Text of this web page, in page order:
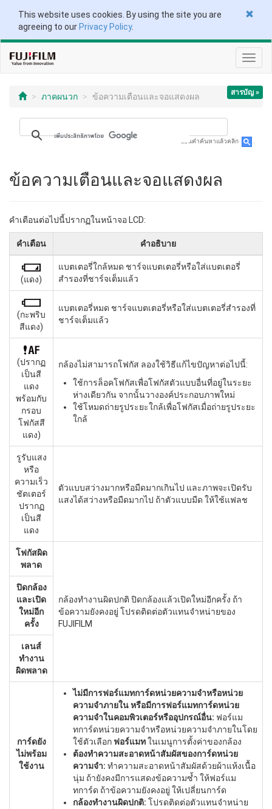
This website uses cookies. By using the site you are
agreeing to our Privacy Policy.
สารบัญ »
ภาคผนวก ข้อความเตือนและจอแสดงผล
ป้อนคำค้นหาแล้วคลิก
ข้อความเตือนและจอแสดงผล
คำเตือนต่อไปนี้ปรากฏในหน้าจอ LCD:
คำเตือน คำอธิบาย
(แดง)
แบตเตอรี่ใกล้หมด ชาร์จแบตเตอรี่หรือใส่แบตเตอรี่
สำรองที่ชาร์จเต็มแล้ว
(กะพริบ
สีแดง)
แบตเตอรี่หมด ชาร์จแบตเตอรี่หรือใส่แบตเตอรี่สำรองที่
ชาร์จเต็มแล้ว
(ปรากฏ
เป็นสี
แดง
พร้อมกับ
กรอบ
โฟกัสสี
แดง)
กล้องไม่สามารถโฟกัส ลองใช้วิธีแก้ไขปัญหาต่อไปนี้:
ใช้การล็อคโฟกัสเพื่อโฟกัสตัวแบบอื่นที่อยู่ในระยะ
ห่างเดียวกัน จากนั้นวางองค์ประกอบภาพใหม่
ใช้โหมดถ่ายรูประยะใกล้เพื่อโฟกัสเมื่อถ่ายรูประยะ
ใกล้
รูรับแสง
หรือ
ความเร็ว
ชัตเตอร์
ปรากฏ
เป็นสี
แดง
ตัวแบบสว่างมากหรือมืดมากเกินไป และภาพจะเปิดรับ
แสงได้สว่างหรือมืดมากไป ถ้าตัวแบบมืด ให้ใช้แฟลช
โฟกัสผิด
พลาด
กล้องทำงานผิดปกติ ปิดกล้องแล้วเปิดใหม่อีกครั้ง ถ้า
ข้อความยังคงอยู่ โปรดติดต่อตัวแทนจำหน่ายของ
FUJIFILM
ปิดกล้อง
และเปิด
ใหม่อีก
ครั้ง
เลนส์
ทำงาน
ผิดพลาด
การ์ดยัง
ไม่พร้อม
ใช้งาน
ไม่มีการฟอร์แมทการ์ดหน่วยความจำหรือหน่วย
ความจำภายใน หรือมีการฟอร์แมทการ์ดหน่วย
ความจำในคอมพิวเตอร์หรืออุปกรณ์อื่น: ฟอร์แม
ทการ์ดหน่วยความจำหรือหน่วยความจำภายในโดย
ใช้ตัวเลือก ฟอร์แมทในเมนูการตั้งค่าของกล้อง
ต้องทำความสะอาดหน้าสัมผัสของการ์ดหน่วย
ความจำ: ทำความสะอาดหน้าสัมผัสด้วยผ้าแห้งเนื้อ
นุ่ม ถ้ายังคงมีการแสดงข้อความซ้ำ ให้ฟอร์แม
ทการ์ด ถ้าข้อความยังคงอยู่ ให้เปลี่ยนการ์ด
กล้องทำงานผิดปกติ: โปรดติดต่อตัวแทนจำหน่าย